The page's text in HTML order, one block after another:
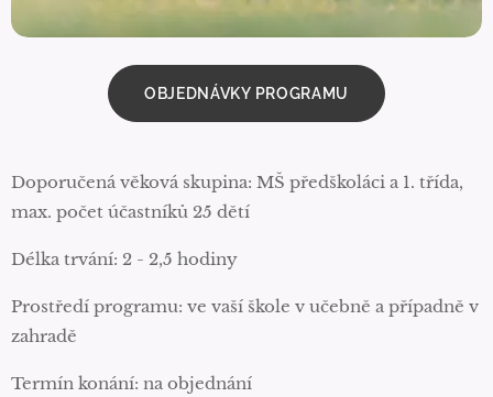
OBJEDNÁVKY PROGRAMU
Doporučená věková skupina: MŠ předškoláci a 1. třída,
max. počet účastníků 25 dětí
Délka trvání: 2 - 2,5 hodiny
Prostředí programu: ve vaší škole v učebně a případně v
zahradě
Termín konání: na objednání